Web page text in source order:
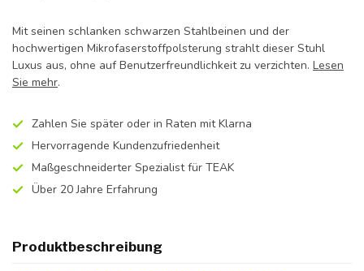
Mit seinen schlanken schwarzen Stahlbeinen und der
hochwertigen Mikrofaserstoffpolsterung strahlt dieser Stuhl
Luxus aus, ohne auf Benutzerfreundlichkeit zu verzichten. Lesen
Sie mehr.
Zahlen Sie später oder in Raten mit Klarna
Hervorragende Kundenzufriedenheit
Maßgeschneiderter Spezialist für TEAK
Über 20 Jahre Erfahrung
Produktbeschreibung